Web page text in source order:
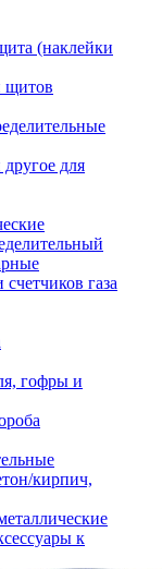
(наклейки
щитов
для
газа
гофры и
кирпич,
к